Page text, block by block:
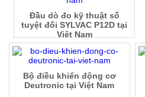
Đầu dò đo kỹ thuật số
tuyệt đối SYLVAC P12D tại
Việt Nam
Bộ điều khiển động cơ
Deutronic tại Việt Nam